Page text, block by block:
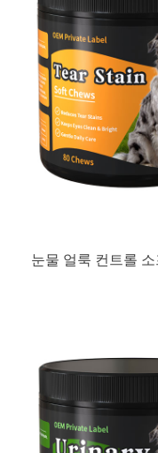
눈물 얼룩 컨트롤